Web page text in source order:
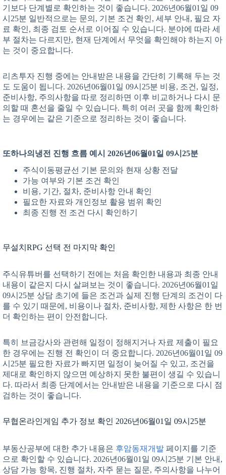
기보다 단계별로 확인하는 것이 좋습니다. 2026년06월01일 09
시25분 일반적으로는 문의, 기본 조건 확인, 세부 안내, 필요 자
료 확인, 최종 검토 순서로 이어질 수 있습니다. 분야에 따라 세
부 절차는 다르지만, 현재 단계에서 무엇을 확인해야 하는지 아
는 것이 중요합니다.
리츠투자 진행 중에는 안내받은 내용을 간단히 기록해 두는 것
도 도움이 됩니다. 2026년06월01일 09시25분 비용, 조건, 일정,
준비사항, 주의사항을 따로 정리하면 이후 비교하거나 다시 문
의할 때 혼선을 줄일 수 있습니다. 특히 여러 곳을 함께 확인하
는 경우에는 같은 기준으로 정리하는 것이 좋습니다.
또하나의냉전 진행 흐름 예시 2026년06월01일 09시25분
주식이동평균선 기본 문의와 현재 상황 전달
가능 여부와 기본 조건 확인
비용, 기간, 절차, 준비사항 안내 확인
필요한 자료와 개인정보 활용 범위 확인
최종 진행 전 조건 다시 확인하기
무설치RPG 선택 전 마지막 확인
주식유튜버를 선택하기 전에는 처음 확인한 내용과 최종 안내
내용이 같은지 다시 살펴보는 것이 좋습니다. 2026년06월01일
09시25분 상담 초기에 들은 조건과 실제 진행 단계의 조건이 다
를 수 있기 때문에, 비용이나 절차, 준비사항, 제한 사항은 한 번
더 확인하는 편이 안전합니다.
특히 브금강사와 관련해 일정이 정해지거나 자료 제출이 필요
한 경우에는 진행 전 확인이 더 중요합니다. 2026년06월01일 09
시25분 필요한 자료가 빠지면 일정이 늦어질 수 있고, 조건을
제대로 확인하지 않으면 예상하지 못한 불편이 생길 수 있습니
다. 따라서 최종 단계에서는 안내받은 내용을 기준으로 다시 점
검하는 것이 좋습니다.
무협온라인게임 추가 정보 확인 2026년06월01일 09시25분
부동산공부에 대한 추가 내용은 후암동재개발 페이지를 기준
으로 확인할 수 있습니다. 2026년06월01일 09시25분 기본 안내,
상담 가능 항목, 진행 절차, 자주 묻는 질문, 주의사항을 나누어